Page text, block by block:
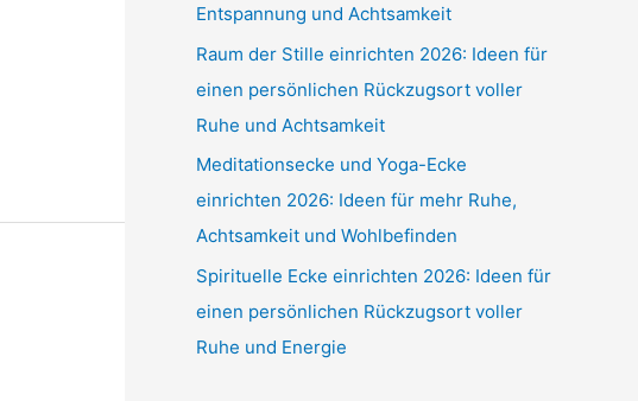
Entspannung und Achtsamkeit
Raum der Stille einrichten 2026: Ideen für
einen persönlichen Rückzugsort voller
Ruhe und Achtsamkeit
Meditationsecke und Yoga-Ecke
einrichten 2026: Ideen für mehr Ruhe,
Achtsamkeit und Wohlbefinden
Spirituelle Ecke einrichten 2026: Ideen für
einen persönlichen Rückzugsort voller
Ruhe und Energie